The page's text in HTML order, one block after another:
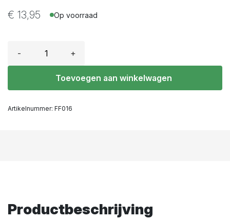
€ 13,95 Op voorraad
- +
Toevoegen aan winkelwagen
Artikelnummer: FF016
Productbeschrijving